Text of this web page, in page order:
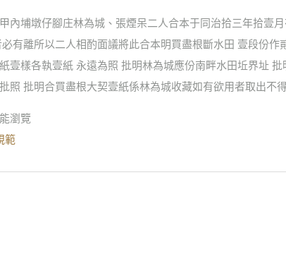
內埔墩仔腳庄林為城、張煙呆二人合本于同治拾三年拾壹
有離所以二人相酌面議將此合本明買盡根斷水田 壹段份
壹樣各執壹紙 永遠為照 批明林為城應份南畔水田坵界址
照 批明合買盡根大契壹紙係林為城收藏如有欲用者取出
瀏覽
範